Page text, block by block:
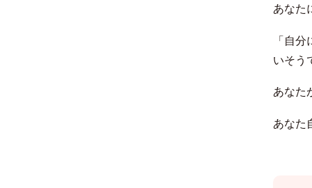
あなた
「自
いそう
あなた
あなた